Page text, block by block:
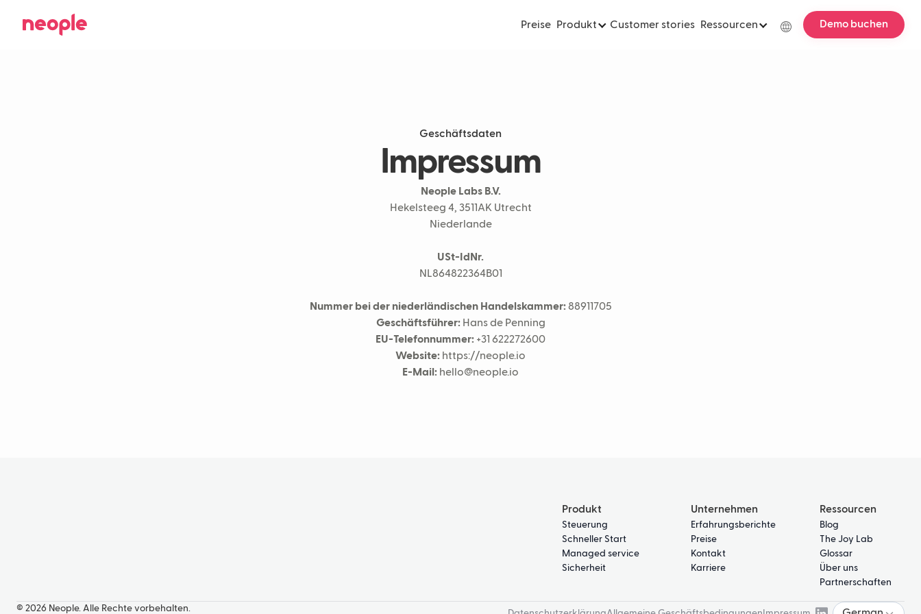
Preise Produkt Customer stories Ressourcen Demo buchen
Geschäftsdaten
Impressum
Neople Labs B.V.
Hekelsteeg 4, 3511AK Utrecht
Niederlande
USt-IdNr.
NL864822364B01
Nummer bei der niederländischen Handelskammer:88911705
Geschäftsführer: Hans de Penning
EU-Telefonnummer: +31 622272600
Website: https://neople.io
E-Mail: hello@neople.io
Produkt
Steuerung
Schneller Start
Managed service
Sicherheit
Unternehmen
Erfahrungsberichte
Preise
Kontakt
Karriere
Ressourcen
Blog
The Joy Lab
Glossar
Über uns
Partnerschaften
© 2026 Neople. Alle Rechte vorbehalten.